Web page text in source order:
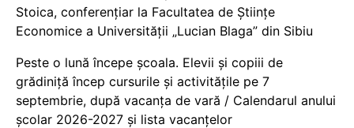
Stoica, conferențiar la Facultatea de Științe
Economice a Universității „Lucian Blaga” din Sibiu
Peste o lună începe școala. Elevii și copiii de
grădiniță încep cursurile și activitățile pe 7
septembrie, după vacanța de vară / Calendarul anului
școlar 2026-2027 și lista vacanțelor